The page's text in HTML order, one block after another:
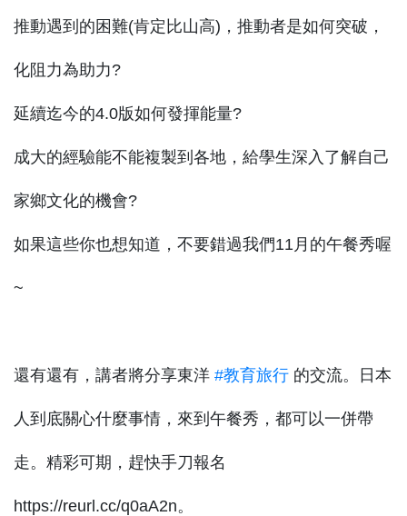
推動遇到的困難(肯定比山高)，推動者是如何突破，
化阻力為助力?
延續迄今的4.0版如何發揮能量?
成大的經驗能不能複製到各地，給學生深入了解自己
家鄉文化的機會?
如果這些你也想知道，不要錯過我們11月的午餐秀喔
~
還有還有，講者將分享東洋 #教育旅行 的交流。日本
人到底關心什麼事情，來到午餐秀，都可以一併帶
走。精彩可期，趕快手刀報名
https://reurl.cc/q0aA2n。